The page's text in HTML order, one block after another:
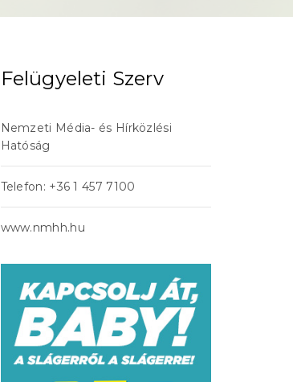
Felügyeleti Szerv
Nemzeti Média- és Hírközlési
Hatóság
Telefon: +36 1 457 7100
www.nmhh.hu